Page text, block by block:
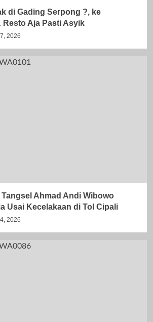
di Gading Serpong ?, ke
Resto Aja Pasti Asyik
2026
Ahmad Andi Wibowo
Usai Kecelakaan di Tol Cipali
2026